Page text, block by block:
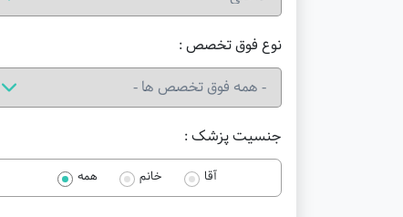
نوع فوق تخصص :
جنسیت پزشک :
آقا خانم همه